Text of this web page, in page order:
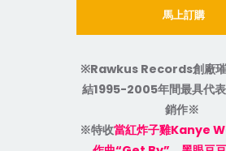
馬上訂購
※Rawkus Records創廠
結1995-2005年間最具代
銷作※
※特收當紅炸子雞Kanye